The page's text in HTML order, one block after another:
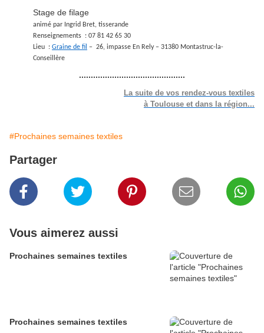
Stage de filage
animé par Ingrid Bret, tisserande
Renseignements : 07 81 42 65 30
Lieu : Graine de fil – 26, impasse En Rely – 31380 Montastruc-la-
Conseillère
.............................................
La suite de vos rendez-vous textiles
à Toulouse et dans la région...
#Prochaines semaines textiles
Partager
Vous aimerez aussi
Prochaines semaines textiles
Prochaines semaines textiles